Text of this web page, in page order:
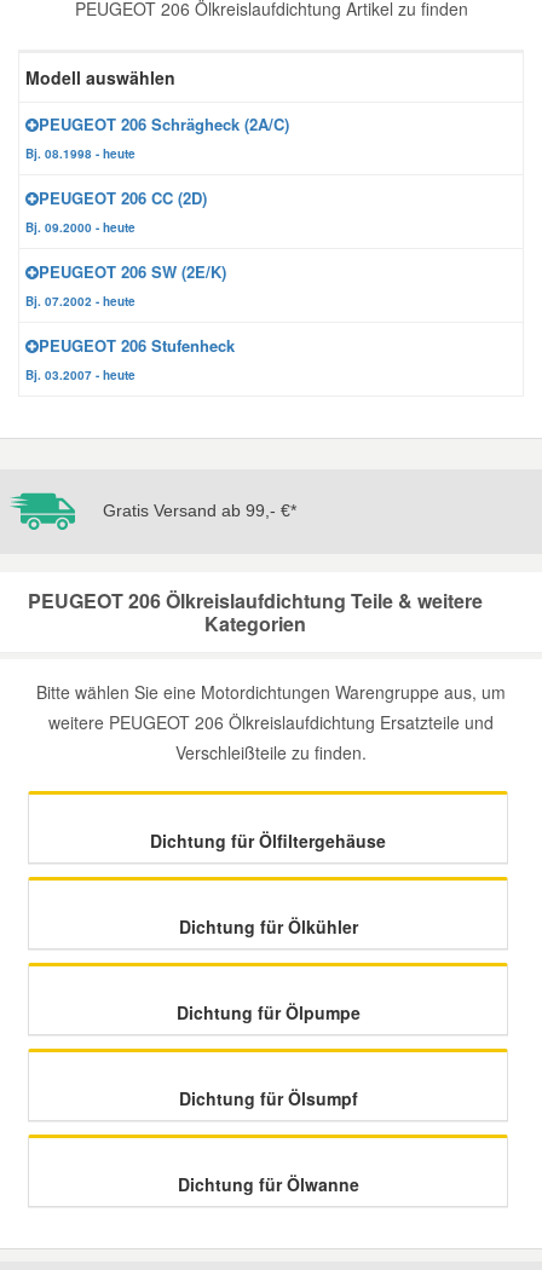
PEUGEOT 206 Ölkreislaufdichtung Artikel zu finden
Modell auswählen
PEUGEOT 206 Schrägheck (2A/C)
Bj. 08.1998 - heute
PEUGEOT 206 CC (2D)
Bj. 09.2000 - heute
PEUGEOT 206 SW (2E/K)
Bj. 07.2002 - heute
PEUGEOT 206 Stufenheck
Bj. 03.2007 - heute
Gratis Versand ab 99,- €*
PEUGEOT 206 Ölkreislaufdichtung Teile & weitere
Kategorien
Bitte wählen Sie eine Motordichtungen Warengruppe aus, um
weitere PEUGEOT 206 Ölkreislaufdichtung Ersatzteile und
Verschleißteile zu finden.
Dichtung für Ölfiltergehäuse
Dichtung für Ölkühler
Dichtung für Ölpumpe
Dichtung für Ölsumpf
Dichtung für Ölwanne
Zündanlage und Glühanlage
Jeep Ersatzteile
Lancia Ersatzteile
Mazda Ersatzteile
Mini Ersatzteile
Mitsubishi Ersatzteile
Nissan Ersatzteile
Porsche Ersatzteile
Seat Ersatzteile
Smart Ersatzteile
Suzuki Ersatzteile